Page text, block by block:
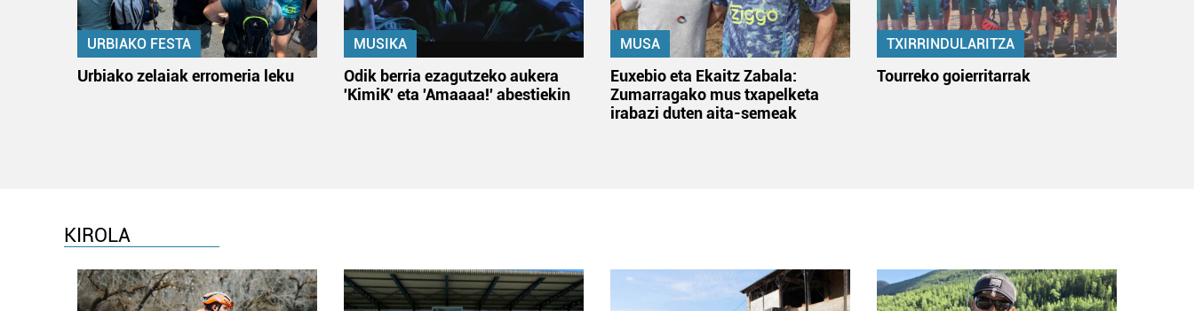
URBIAKO FESTA
Urbiako zelaiak erromeria leku
MUSIKA
Odik berria ezagutzeko aukera
'KimiK' eta 'Amaaaa!' abestiekin
MUSA
Euxebio eta Ekaitz Zabala:
Zumarragako mus txapelketa
irabazi duten aita-semeak
TXIRRINDULARITZA
Tourreko goierritarrak
KIROLA